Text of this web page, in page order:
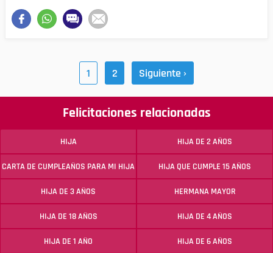
1 2 Siguiente ›
Felicitaciones relacionadas
HIJA HIJA DE 2 AÑOS
CARTA DE CUMPLEAÑOS PARA MI HIJA HIJA QUE CUMPLE 15 AÑOS
HIJA DE 3 AÑOS HERMANA MAYOR
HIJA DE 18 AÑOS HIJA DE 4 AÑOS
HIJA DE 1 AÑO HIJA DE 6 AÑOS